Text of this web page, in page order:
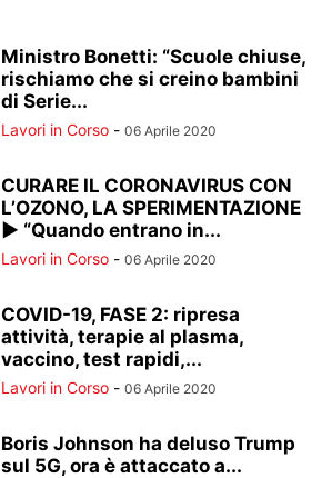
Ministro Bonetti: “Scuole chiuse,
rischiamo che si creino bambini
di Serie...
Lavori in Corso - 06 Aprile 2020
CURARE IL CORONAVIRUS CON
L’OZONO, LA SPERIMENTAZIONE
► “Quando entrano in...
Lavori in Corso - 06 Aprile 2020
COVID-19, FASE 2: ripresa
attività, terapie al plasma,
vaccino, test rapidi,...
Lavori in Corso - 06 Aprile 2020
Boris Johnson ha deluso Trump
sul 5G, ora è attaccato a...